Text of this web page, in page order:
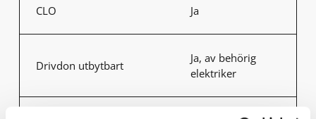
CLO Ja
Drivdon utbytbart
Ja, av behörig
elektriker